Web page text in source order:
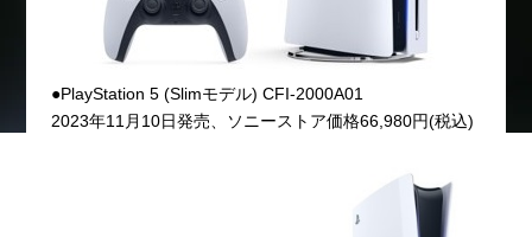
●PlayStation 5 (Slimモデル) CFI-2000A01
2023年11月10日発売、ソニーストア価格66,980円(税込)